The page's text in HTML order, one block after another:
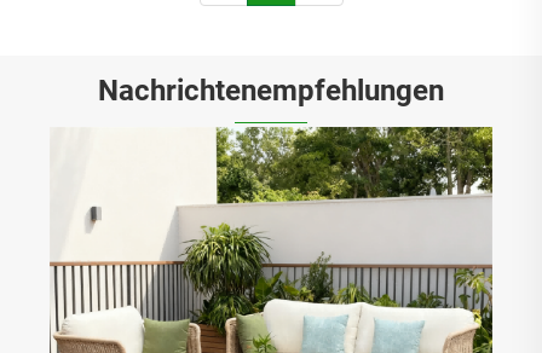
Nachrichtenempfehlungen